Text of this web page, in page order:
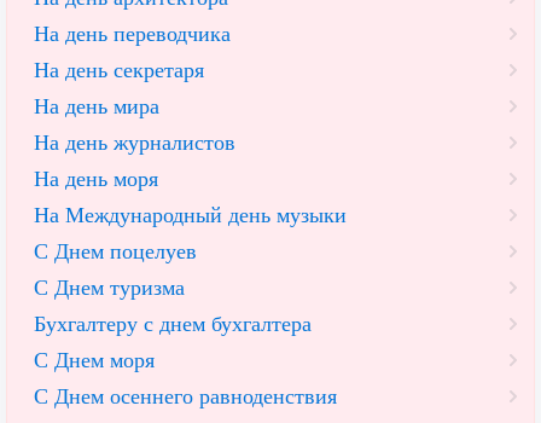
На день переводчика
На день секретаря
На день мира
На день журналистов
На день моря
На Международный день музыки
С Днем поцелуев
С Днем туризма
Бухгалтеру с днем бухгалтера
С Днем моря
С Днем осеннего равноденствия